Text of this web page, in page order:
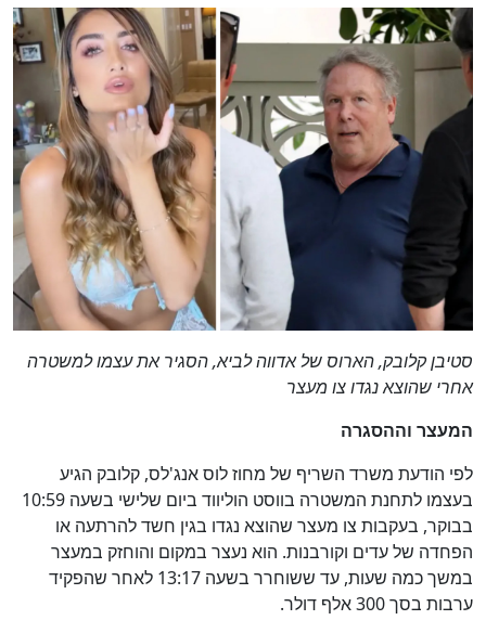
סטיבן קלובק, הארוס של אדווה לביא, הסגיר את עצמו למשטרה
אחרי שהוצא נגדו צו מעצר
המעצר וההסגרה
לפי הודעת משרד השריף של מחוז לוס אנג'לס, קלובק הגיע
בעצמו לתחנת המשטרה בווסט הוליווד ביום שלישי בשעה 10:59
בבוקר, בעקבות צו מעצר שהוצא נגדו בגין חשד להרתעה או
הפחדה של עדים וקורבנות. הוא נעצר במקום והוחזק במעצר
במשך כמה שעות, עד ששוחרר בשעה 13:17 לאחר שהפקיד
ערבות בסך 300 אלף דולר.